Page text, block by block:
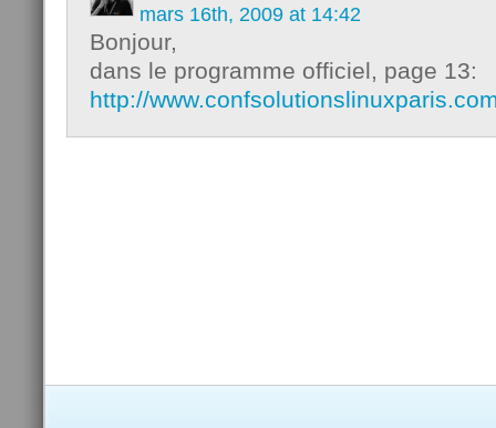
mars 16th, 2009 at 14:42
Bonjour,
dans le programme officiel, page 13:
http://